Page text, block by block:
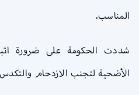
المناسب.
شددت الحكومة على ضرورة
الأضحية لتجنب الازدحام